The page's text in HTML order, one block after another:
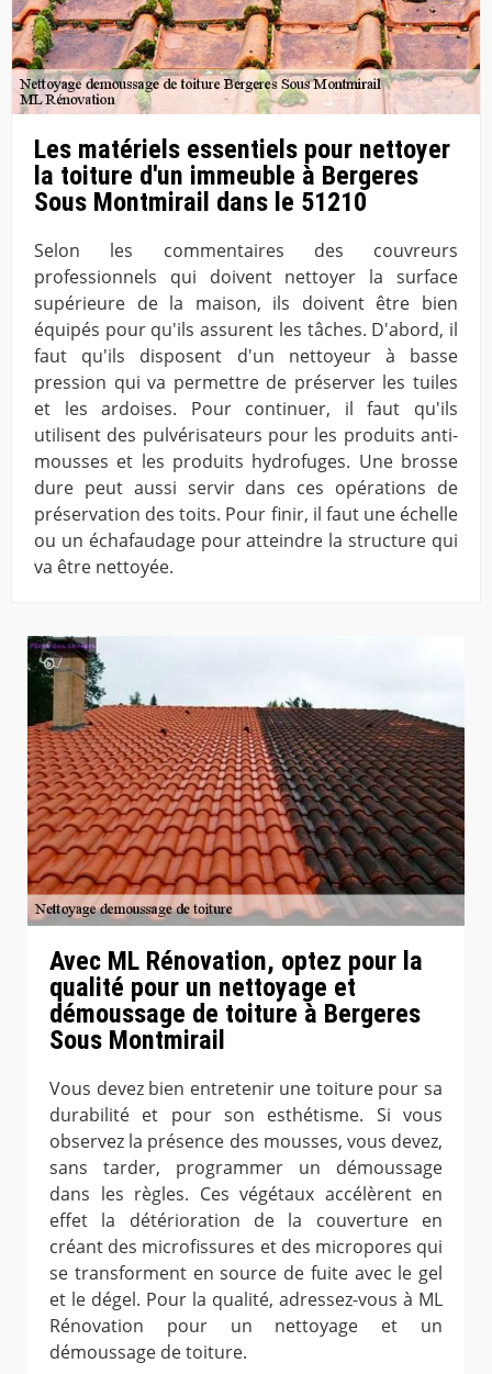
Les matériels essentiels pour nettoyer
la toiture d'un immeuble à Bergeres
Sous Montmirail dans le 51210
Selon les commentaires des couvreurs
professionnels qui doivent nettoyer la surface
supérieure de la maison, ils doivent être bien
équipés pour qu'ils assurent les tâches. D'abord, il
faut qu'ils disposent d'un nettoyeur à basse
pression qui va permettre de préserver les tuiles
et les ardoises. Pour continuer, il faut qu'ils
utilisent des pulvérisateurs pour les produits anti-
mousses et les produits hydrofuges. Une brosse
dure peut aussi servir dans ces opérations de
préservation des toits. Pour finir, il faut une échelle
ou un échafaudage pour atteindre la structure qui
va être nettoyée.
Avec ML Rénovation, optez pour la
qualité pour un nettoyage et
démoussage de toiture à Bergeres
Sous Montmirail
Vous devez bien entretenir une toiture pour sa
durabilité et pour son esthétisme. Si vous
observez la présence des mousses, vous devez,
sans tarder, programmer un démoussage
dans les règles. Ces végétaux accélèrent en
effet la détérioration de la couverture en
créant des microfissures et des micropores qui
se transforment en source de fuite avec le gel
et le dégel. Pour la qualité, adressez-vous à ML
Rénovation pour un nettoyage et un
démoussage de toiture.